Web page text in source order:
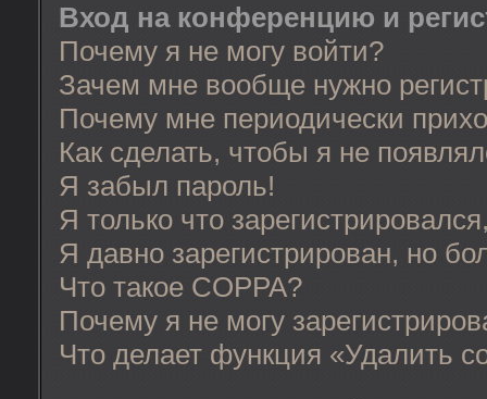
Вход на конференцию и
Почему я не могу войти?
Зачем мне вообще нужно
Почему мне периодически
Как сделать, чтобы я не
Я забыл пароль!
Я только что
Я давно зарегистрирован, но
Что такое COPPA?
Почему я не могу
Что делает функция «Удалить